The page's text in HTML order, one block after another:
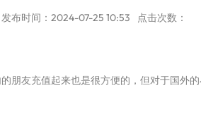
发布时间：2024-07-25 10:53 点击次数：
朋友充值起来也是很方便的，但对于国外